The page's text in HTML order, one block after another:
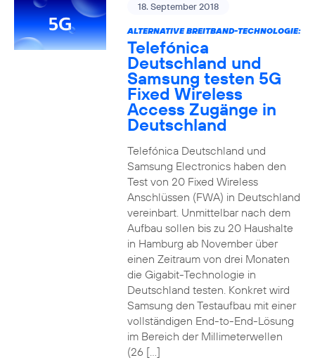
18. September 2018
ALTERNATIVE BREITBAND-TECHNOLOGIE:
Telefónica
Deutschland und
Samsung testen 5G
Fixed Wireless
Access Zugänge in
Deutschland
Telefónica Deutschland und
Samsung Electronics haben den
Test von 20 Fixed Wireless
Anschlüssen (FWA) in Deutschland
vereinbart. Unmittelbar nach dem
Aufbau sollen bis zu 20 Haushalte
in Hamburg ab November über
einen Zeitraum von drei Monaten
die Gigabit-Technologie in
Deutschland testen. Konkret wird
Samsung den Testaufbau mit einer
vollständigen End-to-End-Lösung
im Bereich der Millimeterwellen
(26 […]